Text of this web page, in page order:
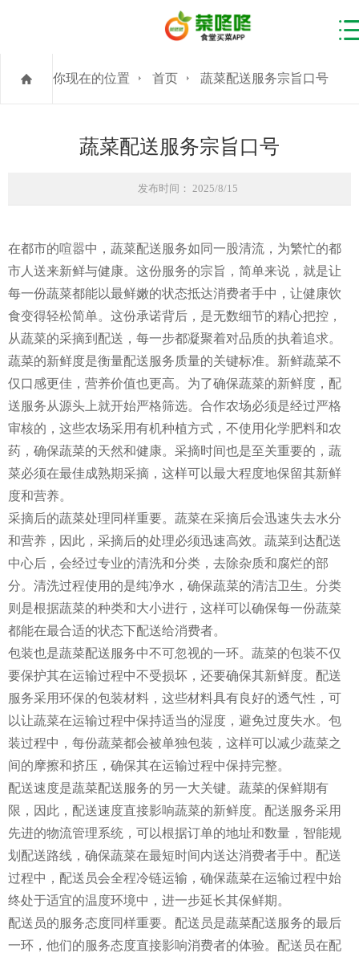
你现在的位置 首页 蔬菜配送服务宗旨口号
蔬菜配送服务宗旨口号
发布时间： 2025/8/15
在都市的喧嚣中，蔬菜配送服务如同一股清流，为繁忙的都
市人送来新鲜与健康。这份服务的宗旨，简单来说，就是让
每一份蔬菜都能以最鲜嫩的状态抵达消费者手中，让健康饮
食变得轻松简单。这份承诺背后，是无数细节的精心把控，
从蔬菜的采摘到配送，每一步都凝聚着对品质的执着追求。
蔬菜的新鲜度是衡量配送服务质量的关键标准。新鲜蔬菜不
仅口感更佳，营养价值也更高。为了确保蔬菜的新鲜度，配
送服务从源头上就开始严格筛选。合作农场必须是经过严格
审核的，这些农场采用有机种植方式，不使用化学肥料和农
药，确保蔬菜的天然和健康。采摘时间也是至关重要的，蔬
菜必须在最佳成熟期采摘，这样可以最大程度地保留其新鲜
度和营养。
采摘后的蔬菜处理同样重要。蔬菜在采摘后会迅速失去水分
和营养，因此，采摘后的处理必须迅速高效。蔬菜到达配送
中心后，会经过专业的清洗和分类，去除杂质和腐烂的部
分。清洗过程使用的是纯净水，确保蔬菜的清洁卫生。分类
则是根据蔬菜的种类和大小进行，这样可以确保每一份蔬菜
都能在最合适的状态下配送给消费者。
包装也是蔬菜配送服务中不可忽视的一环。蔬菜的包装不仅
要保护其在运输过程中不受损坏，还要确保其新鲜度。配送
服务采用环保的包装材料，这些材料具有良好的透气性，可
以让蔬菜在运输过程中保持适当的湿度，避免过度失水。包
装过程中，每份蔬菜都会被单独包装，这样可以减少蔬菜之
间的摩擦和挤压，确保其在运输过程中保持完整。
配送速度是蔬菜配送服务的另一大关键。蔬菜的保鲜期有
限，因此，配送速度直接影响蔬菜的新鲜度。配送服务采用
先进的物流管理系统，可以根据订单的地址和数量，智能规
划配送路线，确保蔬菜在最短时间内送达消费者手中。配送
过程中，配送员会全程冷链运输，确保蔬菜在运输过程中始
终处于适宜的温度环境中，进一步延长其保鲜期。
配送员的服务态度同样重要。配送员是蔬菜配送服务的最后
一环，他们的服务态度直接影响消费者的体验。配送员在配